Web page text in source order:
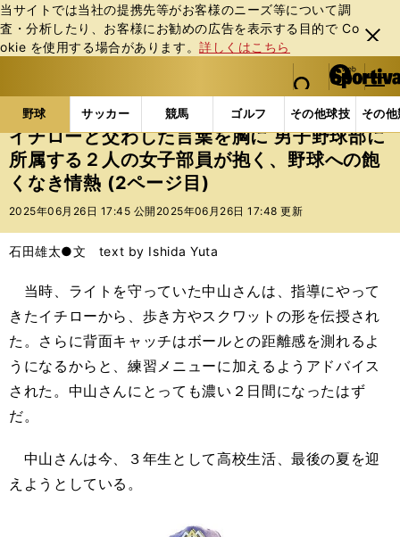
当サイトでは当社の提携先等がお客様のニーズ等について調
査・分析したり、お客様にお勧めの広告を表⽰する⽬的で Co
okie を使⽤する場合があります。詳しくはこちら
閉じ
る
web Sportiva (webスポルティーバ)
検索
マイペ
ー
ジ
メニュ
野球 サッカー 競馬 ゴルフ その他球技 その
b
ス
ポ
ル
テ
ー
バ
野球の記事一覧 高校野球他 イチローと交わした言
イチローと交わした言葉を胸に 男子野球部に
所属する２人の女子部員が抱く、野球への飽
くなき情熱 (2ページ目)
2025年06月26日 17:45 公開 2025年06月26日 17:48 更新
石田雄太●文 text by Ishida Yuta
当時、ライトを守っていた中山さんは、指導にやって
きたイチローから、歩き方やスクワットの形を伝授され
た。さらに背面キャッチはボールとの距離感を測れるよ
うになるからと、練習メニューに加えるようアドバイス
された。中山さんにとっても濃い２日間になったはず
だ。
中山さんは今、３年生として高校生活、最後の夏を迎
えようとしている。